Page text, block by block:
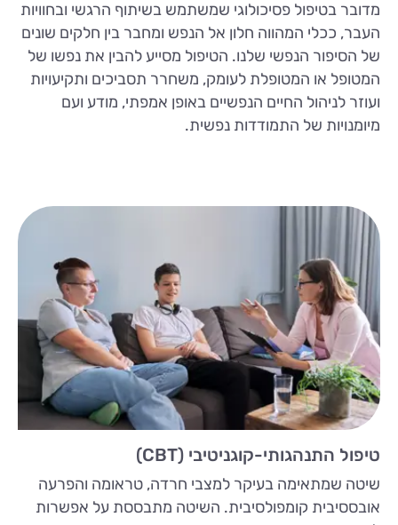
מדובר בטיפול פסיכולוגי שמשתמש בשיתוף הרגשי ובחוויות
העבר, ככלי המהווה חלון אל הנפש ומחבר בין חלקים שונים
של הסיפור הנפשי שלנו. הטיפול מסייע להבין את נפשו של
המטופל או המטופלת לעומק, משחרר תסביכים ותקיעויות
ועוזר לניהול החיים הנפשיים באופן אמפתי, מודע ועם
מיומנויות של התמודדות נפשית.
טיפול התנהגותי-קוגניטיבי (CBT)
שיטה שמתאימה בעיקר למצבי חרדה, טראומה והפרעה
אובססיבית קומפולסיבית. השיטה מתבססת על אפשרות